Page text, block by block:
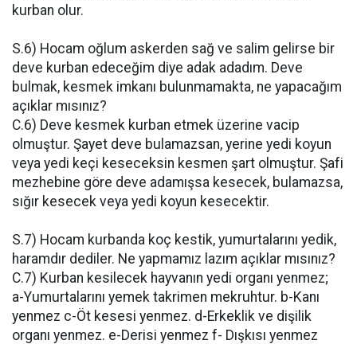
kurban olur.
S.6) Hocam oğlum askerden sağ ve salim gelirse bir
deve kurban edeceğim diye adak adadım. Deve
bulmak, kesmek imkanı bulunmamakta, ne yapacağım
açıklar mısınız?
C.6) Deve kesmek kurban etmek üzerine vacip
olmuştur. Şayet deve bulamazsan, yerine yedi koyun
veya yedi keçi keseceksin kesmen şart olmuştur. Şafi
mezhebine göre deve adamışsa kesecek, bulamazsa,
sığır kesecek veya yedi koyun kesecektir.
S.7) Hocam kurbanda koç kestik, yumurtalarını yedik,
haramdır dediler. Ne yapmamız lazım açıklar mısınız?
C.7) Kurban kesilecek hayvanın yedi organı yenmez;
a-Yumurtalarını yemek takrimen mekruhtur. b-Kanı
yenmez c-Öt kesesi yenmez. d-Erkeklik ve dişilik
organı yenmez. e-Derisi yenmez f- Dışkısı yenmez